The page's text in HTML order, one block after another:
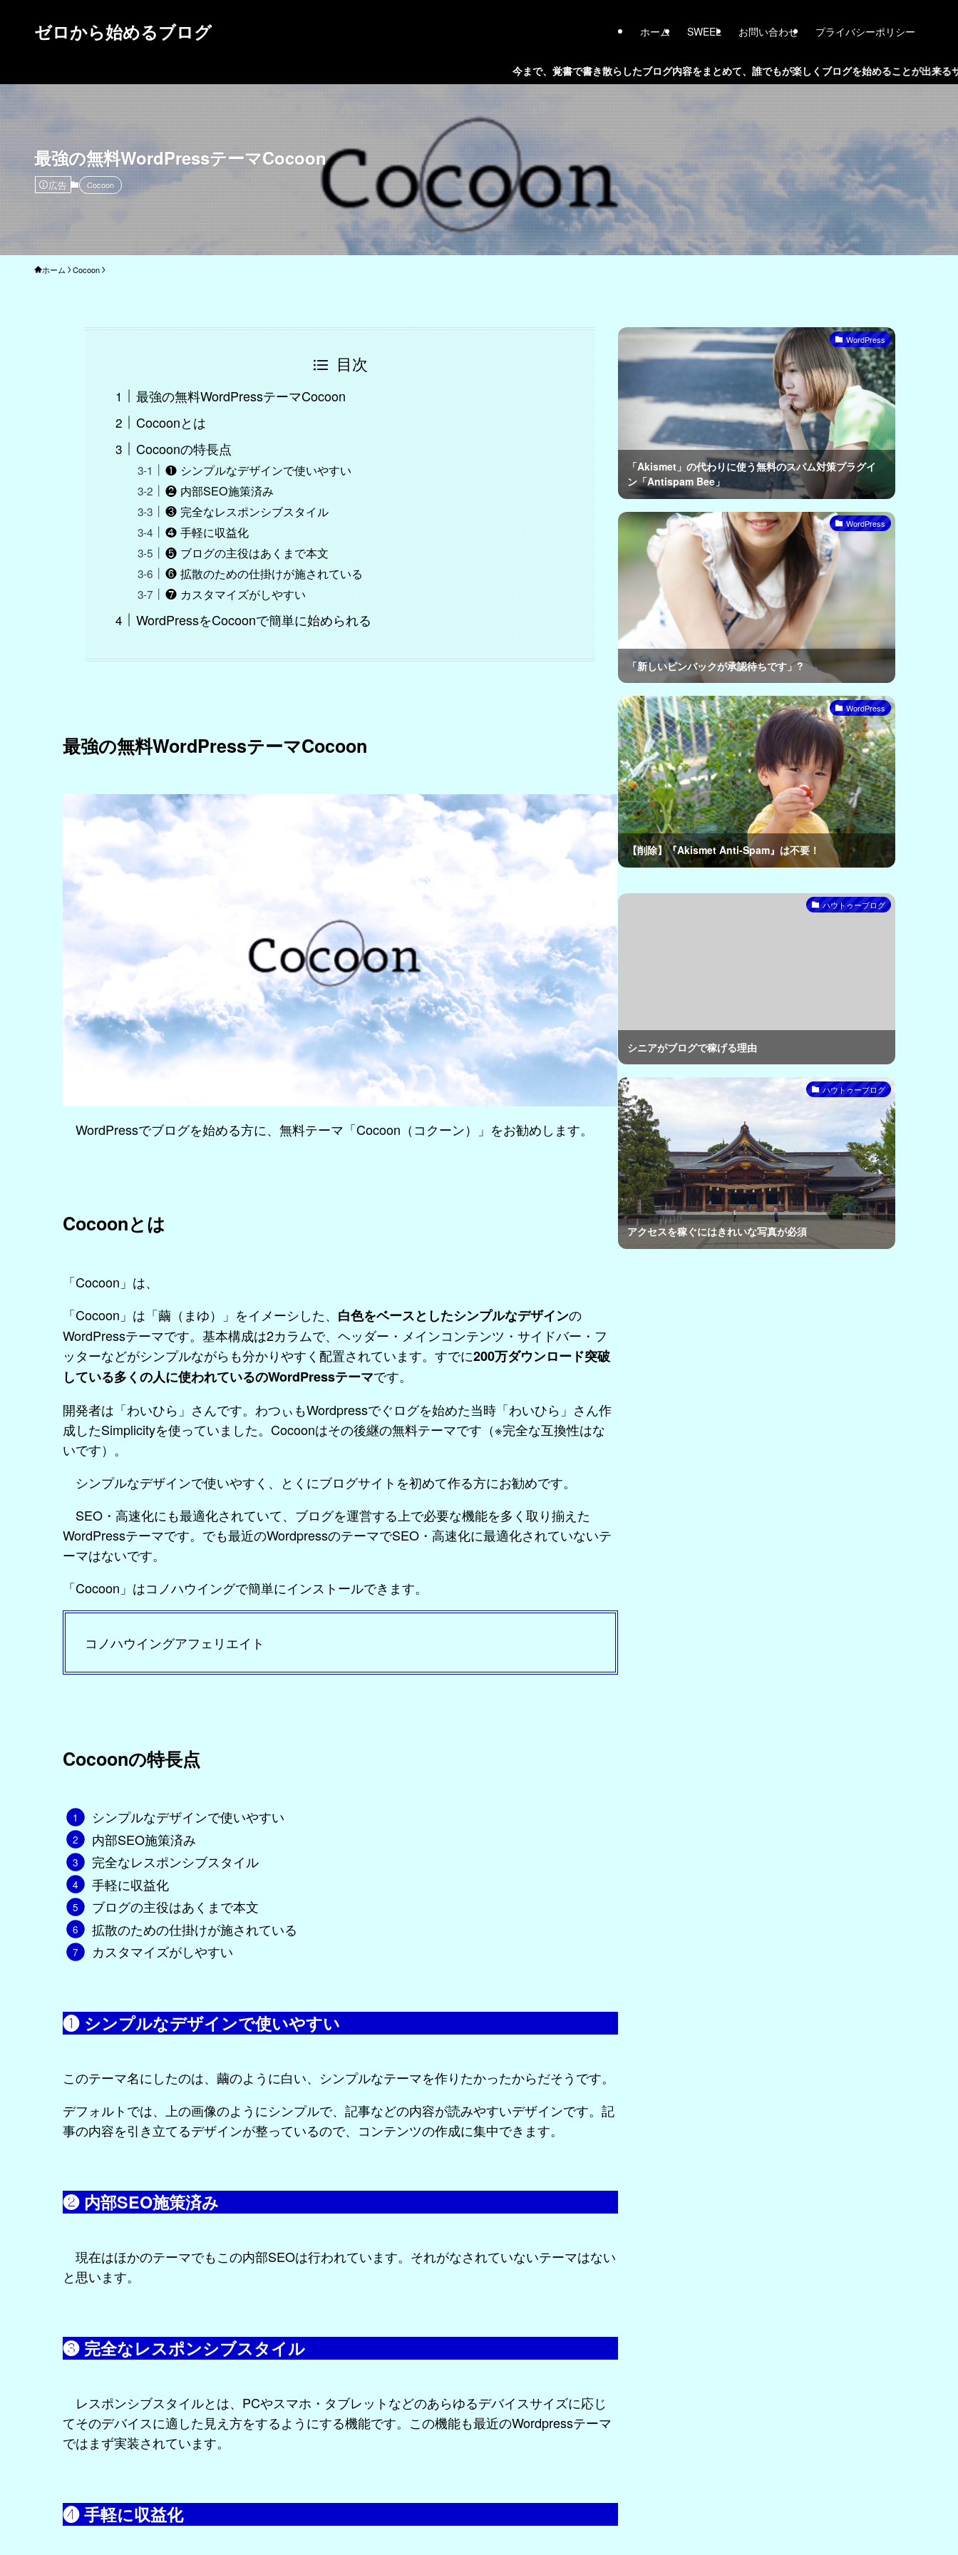
ゼロから始めるブログ ホーム SWEEL お問い合わせ プライバシーポリシー
今まで、覚書で書き散らしたブログ内容をまとめて、誰でもが楽しくブログを始めることが出来るサイトを目指します。
最強の無料WordPressテーマCocoon
広告 Cocoon
ホーム Cocoon
目次
最強の無料WordPressテーマCocoon
Cocoonとは
Cocoonの特長点
❶ シンプルなデザインで使いやすい
❷ 内部SEO施策済み
❸ 完全なレスポンシブスタイル
❹ 手軽に収益化
❺ ブログの主役はあくまで本文
❻ 拡散のための仕掛けが施されている
❼ カスタマイズがしやすい
WordPressをCocoonで簡単に始められる
最強の無料WordPressテーマCocoon
WordPressでブログを始める方に、無料テーマ「Cocoon（コクーン）」をお勧めします。
Cocoonとは
「Cocoon」は、
「Cocoon」は「繭（まゆ）」をイメーシした、 白色をベースとしたシンプルなデザインの
WordPressテーマです。基本構成は2カラムで、ヘッダー・メインコンテンツ・サイドバー・フ
ッターなどがシンプルながらも分かりやすく配置されています。すでに200万ダウンロード突破
している多くの人に使われているのWordPressテーマです。
開発者は「わいひら」さんです。わつぃもWordpressでぐログを始めた当時「わいひら」さん作
成したSimplicityを使っていました。Cocoonはその後継の無料テーマです（※完全な互換性はな
いです）。
シンプルなデザインで使いやすく、とくにブログサイトを初めて作る方にお勧めです。
SEO・高速化にも最適化されていて、ブログを運営する上で必要な機能を多く取り揃えた
WordPressテーマです。でも最近のWordpressのテーマでSEO・高速化に最適化されていないテ
ーマはないです。
「Cocoon」はコノハウイングで簡単にインストールできます。
コノハウイングアフェリエイト
Cocoonの特長点
シンプルなデザインで使いやすい
内部SEO施策済み
完全なレスポンシブスタイル
手軽に収益化
ブログの主役はあくまで本文
拡散のための仕掛けが施されている
カスタマイズがしやすい
❶ シンプルなデザインで使いやすい
このテーマ名にしたのは、繭のように白い、シンプルなテーマを作りたかったからだそうです。
デフォルトでは、上の画像のようにシンプルで、記事などの内容が読みやすいデザインです。記
事の内容を引き立てるデザインが整っているので、コンテンツの作成に集中できます。
❷ 内部SEO施策済み
現在はほかのテーマでもこの内部SEOは行われています。それがなされていないテーマはない
と思います。
❸ 完全なレスポンシブスタイル
レスポンシブスタイルとは、PCやスマホ・タブレットなどのあらゆるデバイスサイズに応じ
てそのデバイスに適した見え方をするようにする機能です。この機能も最近のWordpressテーマ
ではまず実装されています。
❹ 手軽に収益化
WordPress
「Akismet」の代わりに使う無料のスパム対策プラグイ
ン「Antispam Bee」
WordPress
「新しいピンバックが承認待ちです」?
WordPress
【削除】『Akismet Anti-Spam』は不要！
ハウトゥーブログ
シニアがブログで稼げる理由
ハウトゥーブログ
アクセスを稼ぐにはきれいな写真が必須